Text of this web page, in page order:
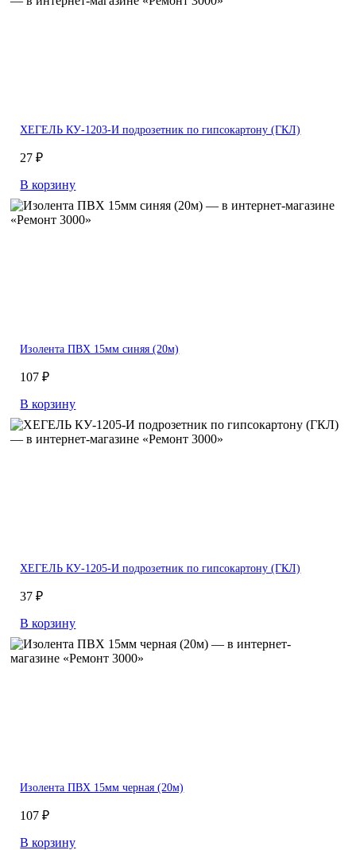
ХЕГЕЛЬ КУ-1203-И подрозетник по гипсокартону (ГКЛ)
27 ₽
В корзину
Изолента ПВХ 15мм синяя (20м)
107 ₽
В корзину
ХЕГЕЛЬ КУ-1205-И подрозетник по гипсокартону (ГКЛ)
37 ₽
В корзину
Изолента ПВХ 15мм черная (20м)
107 ₽
В корзину